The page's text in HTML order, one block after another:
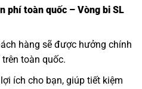
phí toàn quốc – Vòng bi SL
hàng sẽ được hưởng chính
toàn quốc.
ích cho bạn, giúp tiết kiệm